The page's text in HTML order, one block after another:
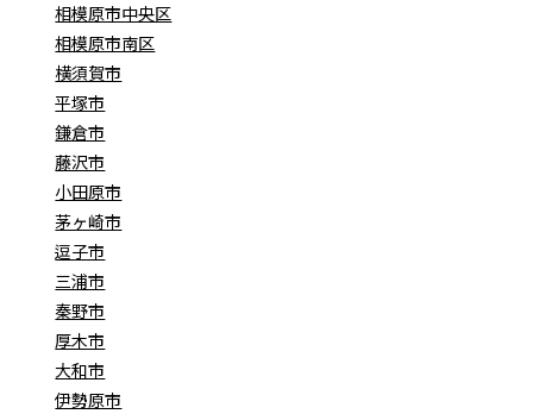
相模原市中央区
相模原市南区
横須賀市
平塚市
鎌倉市
藤沢市
小田原市
茅ヶ崎市
逗子市
三浦市
秦野市
厚木市
大和市
伊勢原市